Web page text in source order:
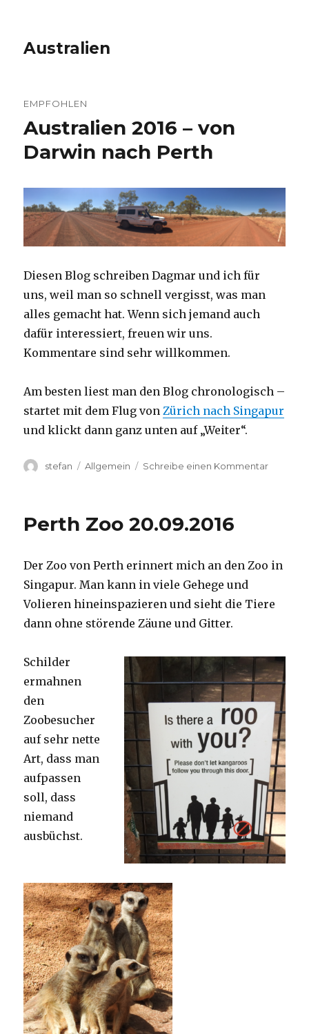
Australien
EMPFOHLEN
Australien 2016 – von
Darwin nach Perth
Diesen Blog schreiben Dagmar und ich für
uns, weil man so schnell vergisst, was man
alles gemacht hat. Wenn sich jemand auch
dafür interessiert, freuen wir uns.
Kommentare sind sehr willkommen.
Am besten liest man den Blog chronologisch –
startet mit dem Flug vonZürich nach Singapur
und klickt dann ganz unten auf „Weiter“.
Autor
stefan Kategorien
Allgemein Schreibe einen Kommentarzu
Perth
Perth Zoo 20.09.2016
Der Zoo von Perth erinnert mich an den Zoo in
Singapur. Man kann in viele Gehege und
Volieren hineinspazieren und sieht die Tiere
dann ohne störende Zäune und Gitter.
Schilder
ermahnen
den
Zoobesucher
auf sehr nette
Art, dass man
aufpassen
soll, dass
niemand
ausbüchst.